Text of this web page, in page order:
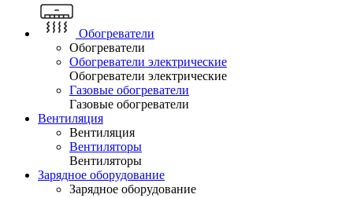
Обогреватели
Обогреватели
Обогреватели электрические
Обогреватели электрические
Газовые обогреватели
Газовые обогреватели
Вентиляция
Вентиляция
Вентиляторы
Вентиляторы
Зарядное оборудование
Зарядное оборудование